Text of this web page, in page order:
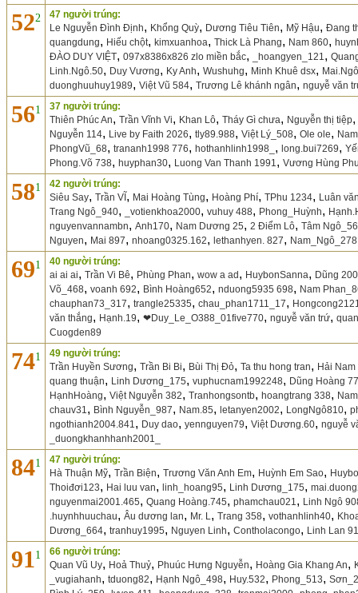
522
47 người trúng:
Le Nguyễn Đình Định, Khổng Quỳ, Dương Tiêu Tiên, Mỹ Hậu, Đang
quangdung, Hiếu chột, kimxuanhoa, Thick Là Phang, Nam 860,
ĐÀO DUY VIỆT, 097x8386x826 zlo miền bắc, _hoangyen_121,
Linh.Ngô.50, Duy Vương, Ky Anh, Wushuhg, Minh Khuê dsx,
duonghuuhuy1989, Việt Vũ 584, Trương Lê khánh ngân, nguyễ văn
561
37 người trúng:
Thiên Phúc An, Trần Vĩnh Vi, Khan Lô, Tháy Gì chưa, Nguyễn thị tiệp,
Nguyễn 114, Live by Faith 2026, tly89.988, Việt Lý_508, Ole ole,
PhongVũ_68, trananh1998 776, hothanhlinh1998_ , long.bui7269,
Phong.Võ 738, huyphan30, Luong Van Thanh 1991, Vương Hùng
581
42 người trúng:
Siêu Say, Trần VĨ , Mai Hoàng Tùng, Hoàng Phí, TPhu 1234, Luân
Trang Ngô_940, _votienkhoa2000, vuhuy 488, Phong_Huỳnh,
nguyenvannambn, Anh170, Nam Dương 25, 2 Điểm Lô, Tâm
Nguyen, Mai 897, nhoang0325.162, lethanhyen. 827, Nam_Ngô_278
691
40 người trúng:
ai ai ai, Trần Vi Bê, Phùng Phan, wow a ad , HuybonSanna, Dũng 200
Võ_468, voanh 692, Bình Hoàng652, nduong5935 698, Nam
chauphan73_317, trangle25335, chau_phan1711_17,
văn thắng, Hạnh.19, ❤Duy_Le_O388_01five770, nguyễ văn trứ,
Cuogden89
741
49 người trúng:
Trần Huyền Sương, Trần Bi Bi, Bùi Thị Đỏ, Ta thu hong tran, Hải
quang thuận, Linh Dương_175, vuphucnam1992248, Dũng Hoàng 77
HạnhHoàng, Việt Nguyễn 382, Tranhongsontb, hoangtrang 338,
chauv31, Bình Nguyễn_987, Nam.85, letanyen2002, LongNgô810,
ngothianh2004.841, Duy dao, yennguyen79, Việt Dương.60, nguyễ
_duongkhanhhanh2001_
841
47 người trúng:
Hà Thuận Mỹ, Trần Biện, Trương Văn Anh Em, Huỳnh Em Sao,
Thoiđơi123, Hai luu van, linh_hoang95, Linh Dương_175,
nguyenmai2001.465, Quang Hoàng.745, phamchau021, Linh Ngô
.huynhhuuchau, Âu dương lan, Mr. L, Trang 358, vothanhlinh40,
Dương_664, tranhuy1995, Nguyen Linh, Contholacongo, Linh Lan 91
911
66 người trúng:
Quan Vũ Uy, Hoả Thuỷ, Phuúc Hưng Nguyễn, Hoàng Gia Khang An,
_vugiahanh, tduong82, Hạnh Ngô_498, Huy.532, Phong_513,